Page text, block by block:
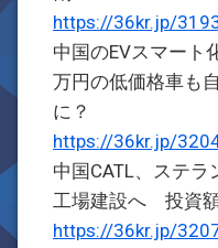
https://36kr.jp/
中国のEVスマー
万円の低価格車も
に？
https://36kr.jp/
中国CATL、ステ
工場建設へ 投資
https://36kr.jp/